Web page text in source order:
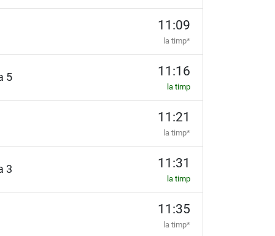
11:09
la timp*
5 11:16
la timp
11:21
la timp*
3 11:31
la timp
11:35
la timp*